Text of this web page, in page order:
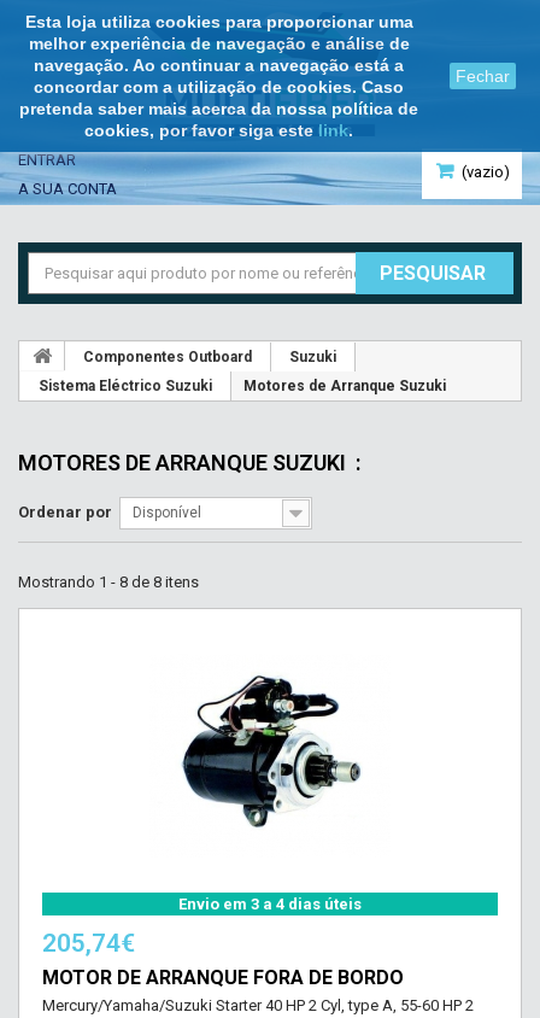
Esta loja utiliza cookies para proporcionar uma
melhor experiência de navegação e análise de
navegação. Ao continuar a navegação está a
concordar com a utilização de cookies. Caso
pretenda saber mais acerca da nossa política de
cookies, por favor siga este link.
Fechar
(vazio)
ENTRAR
A SUA CONTA
PESQUISAR
Componentes Outboard
Suzuki
Sistema Eléctrico Suzuki
Motores de Arranque Suzuki
MOTORES DE ARRANQUE SUZUKI :
Ordenar por Disponível
Mostrando 1 - 8 de 8 itens
Envio em 3 a 4 dias úteis
205,74€
MOTOR DE ARRANQUE FORA DE BORDO
Mercury/Yamaha/Suzuki Starter 40 HP 2 Cyl, type A, 55-60 HP 2